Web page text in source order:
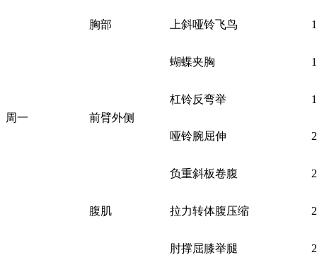
周一
胸部 上斜哑铃飞鸟
蝴蝶夹胸
前臂外侧
杠铃反弯举
哑铃腕屈伸
腹肌
负重斜板卷腹
拉力转体腹压缩
肘撑屈膝举腿